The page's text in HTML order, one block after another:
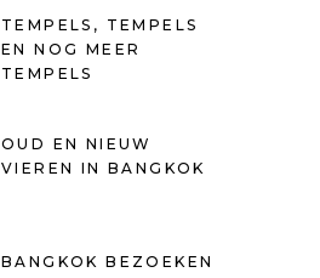
TEMPELS, TEMPELS
EN NOG MEER
TEMPELS
OUD EN NIEUW
VIEREN IN BANGKOK
BANGKOK BEZOEKEN